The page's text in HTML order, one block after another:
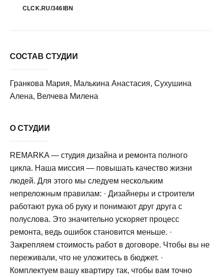
CLCK.RU/346IBN
СОСТАВ СТУДИИ
Гранкова Мария, Малькина Анастасия, Сухушина
Алена, Велчева Милена
О СТУДИИ
REMARKA — студия дизайна и ремонта полного
цикла. Наша миссия — повышать качество жизни
людей. Для этого мы следуем нескольким
непреложным правилам: · Дизайнеры и строители
работают рука об руку и понимают друг друга с
полуслова. Это значительно ускоряет процесс
ремонта, ведь ошибок становится меньше. ·
Закрепляем стоимость работ в договоре. Чтобы вы не
переживали, что не уложитесь в бюджет. ·
Комплектуем вашу квартиру так, чтобы вам точно